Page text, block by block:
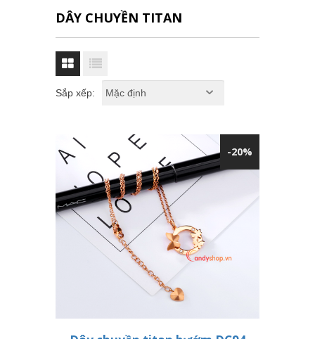
DÂY CHUYỀN TITAN
Sắp xếp:
-20%